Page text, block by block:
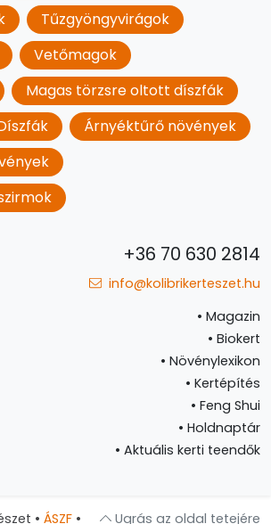
Tűzgyöngyvirágok
Vetőmagok
Magas törzsre oltott díszfák
Árnyéktűrő növények
+36 70 630 2814
info@kolibrikerteszet.hu
• Magazin
• Biokert
• Növénylexikon
• Kertépítés
• Feng Shui
• Holdnaptár
• Aktuális kerti teendők
Ugrás az oldal tetejére
• ÁSZF •